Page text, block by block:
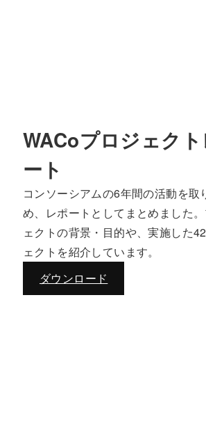
WACoプロジェク
ート
コンソーシアムの6年間の活動を取
め、レポートとしてまとめました
ェクトの背景・目的や、実施した
ェクトを紹介しています。
ダウンロード